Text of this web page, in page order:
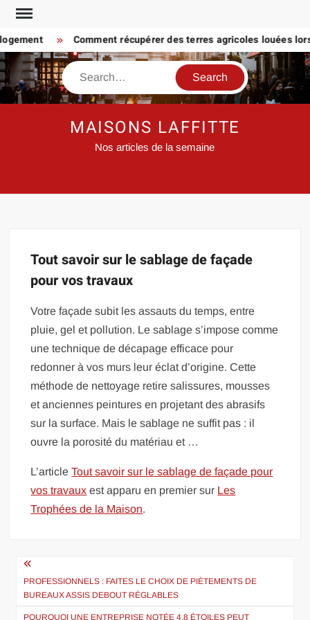
Skip
content
Comment récupérer des terres agricoles louées
Search
MAISONS LAFFITTE
Nos articles de la semaine
Tout savoir sur le sablage de façade
pour vos travaux
Votre façade subit les assauts du temps, entre
pluie, gel et pollution. Le sablage s’impose comme
une technique de décapage efficace pour
redonner à vos murs leur éclat d’origine. Cette
méthode de nettoyage retire salissures, mousses
et anciennes peintures en projetant des abrasifs
sur la surface. Mais le sablage ne suffit pas : il
ouvre la porosité du matériau et …
L’articleTout savoir sur le sablage de façade pour
vos travaux est apparu en premier sur Les
Trophées de la Maison.
Navigation
de
l’article
PROFESSIONNELS : FAITES LE CHOIX DE PIÈTEMENTS DE
BUREAUX ASSIS DEBOUT RÉGLABLES
POURQUOI UNE ENTREPRISE NOTÉE 4,8 ÉTOILES PEUT